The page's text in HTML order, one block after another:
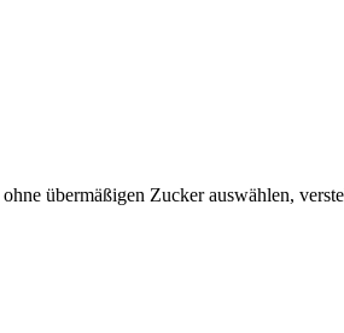
übermäßigen Zucker auswählen,